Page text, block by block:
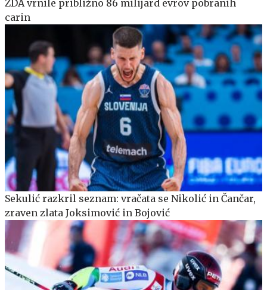
ZDA vrnile približno 86 milijard evrov pobranih
carin
Sekulić razkril seznam: vračata se Nikolić in Čančar,
zraven zlata Joksimović in Bojović